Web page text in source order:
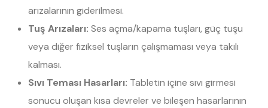
arızalarının giderilmesi.
Tuş Arızaları: Ses açma/kapama tuşları, güç tuşu
veya diğer fiziksel tuşların çalışmaması veya takılı
kalması.
Sıvı Teması Hasarları: Tabletin içine sıvı girmesi
sonucu oluşan kısa devreler ve bileşen hasarlarının